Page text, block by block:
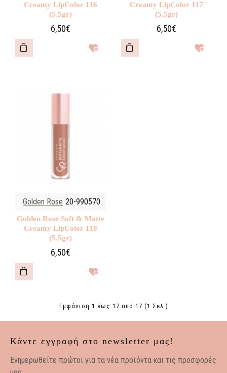
Creamy LipColor 116
(5.5gr)
6,50€
Creamy LipColor 117
(5.5gr)
6,50€
Golden Rose 20-990570
Golden Rose Soft & Matte
Creamy LipColor 118
(5.5gr)
6,50€
Εμφάνιση 1 έως 17 από 17 (1 Σελ.)
Κάντε εγγραφή στο newsletter μας!
Eνημερωθείτε πρώτοι για τα νέα προϊόντα και τις προσφορές